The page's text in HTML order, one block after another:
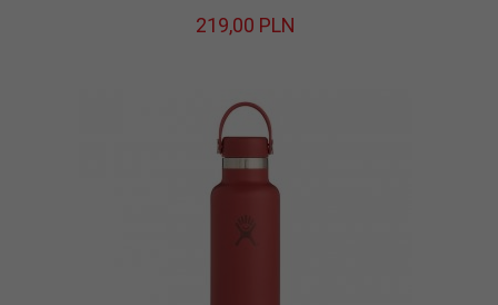
219,00 PLN